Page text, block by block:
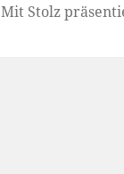
Mit Stolz